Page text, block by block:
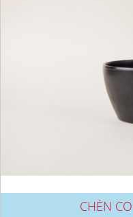
CHÉN